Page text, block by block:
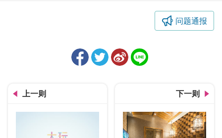
问题通报
上一则 下一则